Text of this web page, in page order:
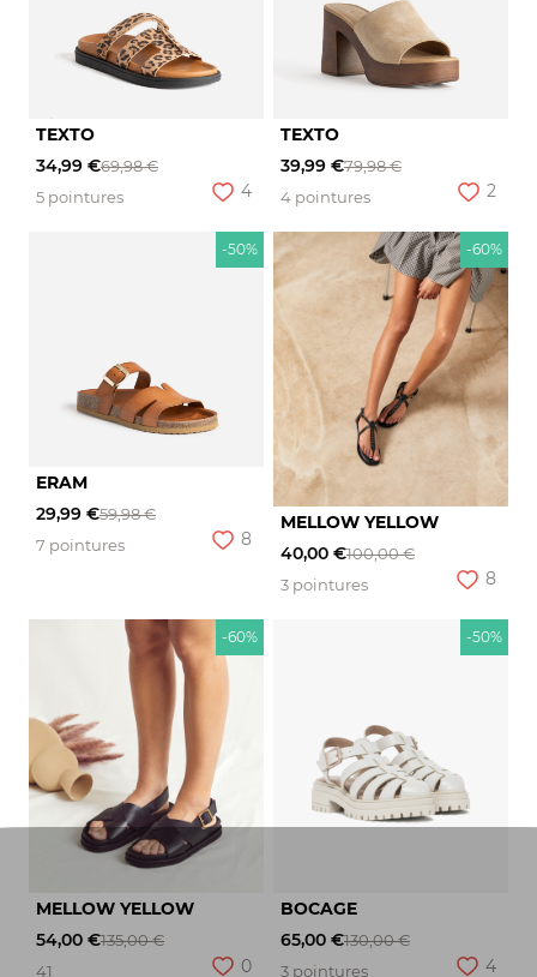
TEXTO
34,99 €69,98 €
5 pointures
4
TEXTO
39,99 €79,98 €
4 pointures
2
-50%
ERAM
29,99 €59,98 €
7 pointures
8
-60%
MELLOW YELLOW
40,00 €100,00 €
3 pointures
8
-60%
MELLOW YELLOW
54,00 €135,00 €
41
0
-50%
BOCAGE
65,00 €130,00 €
3 pointures
4